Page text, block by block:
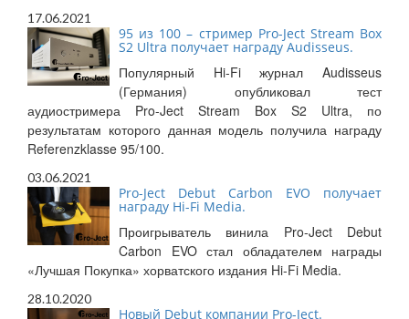
17.06.2021
95 из 100 – стример Pro-Ject Stream Box
S2 Ultra получает награду Audisseus.
Популярный Hi-Fi журнал Audisseus
(Германия) опубликовал тест
аудиостримера Pro-Ject Stream Box S2 Ultra, по
результатам которого данная модель получила награду
Referenzklasse 95/100.
03.06.2021
Pro-Ject Debut Carbon EVO получает
награду Hi-Fi Media.
Проигрыватель винила Pro-Ject Debut
Carbon EVO стал обладателем награды
«Лучшая Покупка» хорватского издания Hi-Fi Media.
28.10.2020
Новый Debut компании Pro-Ject.